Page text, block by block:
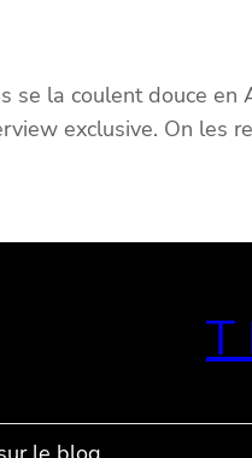
se la coulent douce
exclusive. On